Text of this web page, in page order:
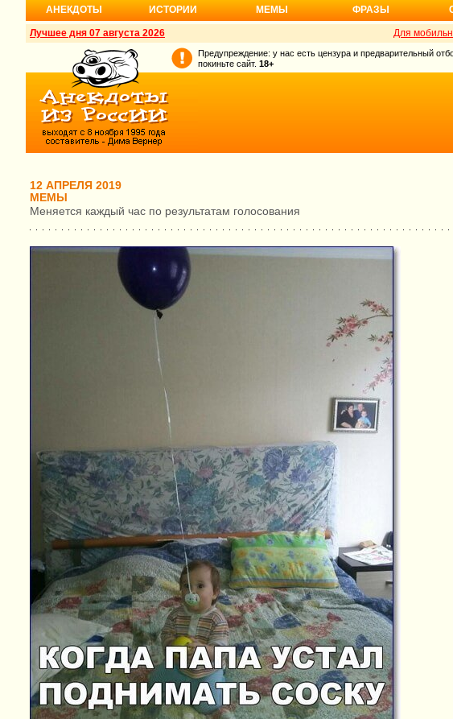
АНЕКДОТЫ ИСТОРИИ МЕМЫ ФРАЗЫ
Лучшее дня 07 августа 2026 Для
Предупреждение: у нас есть цензура и предварительный
покиньте сайт. 18+
12 АПРЕЛЯ 2019
МЕМЫ
Меняется каждый час по результатам голосования